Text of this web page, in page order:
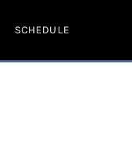
SCHEDULE